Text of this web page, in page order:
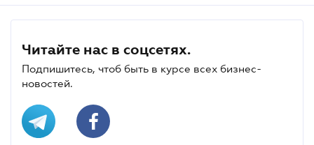
Читайте нас в соцсетях.
Подпишитесь, чтоб быть в курсе всех бизнес-
новостей.